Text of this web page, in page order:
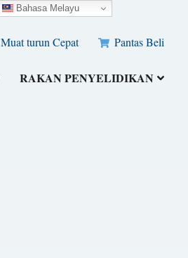
Muat turun Cepat Pantas Beli
RAKAN PENYELIDIKAN
Bahasa Melayu